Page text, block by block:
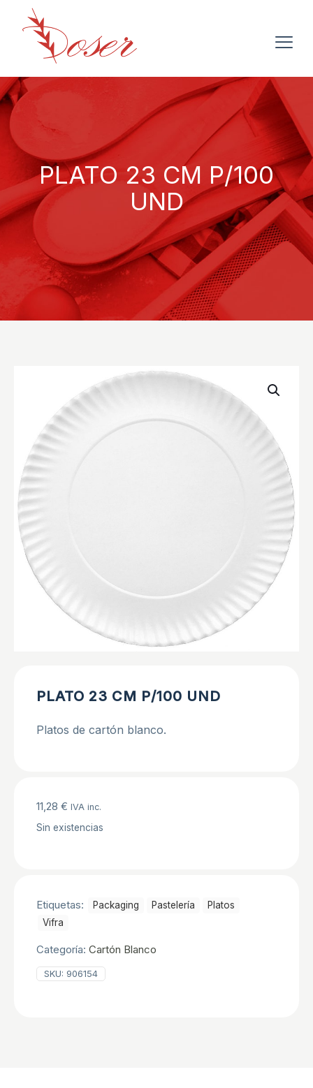
PLATO 23 CM P/100
UND
PLATO 23 CM P/100 UND
Platos de cartón blanco.
11,28 € IVA inc.
Sin existencias
Etiquetas: Packaging Pastelerí­a
Platos
Vifra
Categoría: Cartón Blanco
SKU: 906154